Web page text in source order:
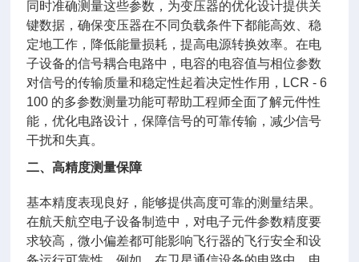
同时准确测量这些参数，为变压器的优化设计提供关
键数据，确保变压器在不同负载条件下都能高效、稳
定地工作，降低能量损耗，提高电源转换效率。在电
子设备的信号耦合电路中，电容的电容值与相位参数
对信号的传输质量和稳定性起着决定性作用，LCR - 6
100 的多参数测量功能可帮助工程师全面了解元件性
能，优化电路设计，保障信号的可靠传输，减少信号
干扰和失真。
二、高精度测量保障
基本精度表现良好，能够提供高度可靠的测量结果。
在航天航空电子设备制造中，对电子元件参数精度要
求较高，微小偏差都可能影响飞行器的飞行安全和设